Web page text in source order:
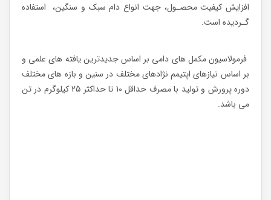
افزایش کیفیت محصـول، جهت انواع دام سبک و سنگین، استفاده
گـردیده است.
فرمولاسیون مکمل های دامی بر اساس جدیدترین یافته های علمی و
بر اساس نیازهای اپتیمم نژادهای مختلف در سنین و بازه های مختلف
دوره پرورش و تولید با مصرف حداقل 10 تا حداکثر 25 کیلوگرم در تن
می باشد.